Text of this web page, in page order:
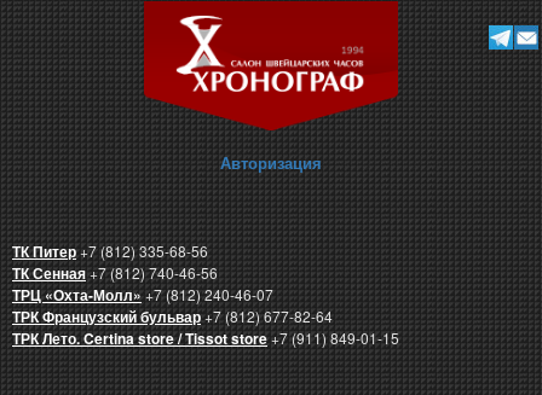
Авторизация
ТК Питер+7 (812) 335-68-56
ТК Сенная+7 (812) 740-46-56
ТРЦ «Охта-Молл»+7 (812) 240-46-07
ТРК Французский бульвар+7 (812) 677-82-64
ТРК Лето. Certina store / Tissot store+7 (911) 849-01-15